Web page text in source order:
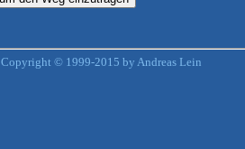
Copyright © 1999-2015 by Andreas Lein